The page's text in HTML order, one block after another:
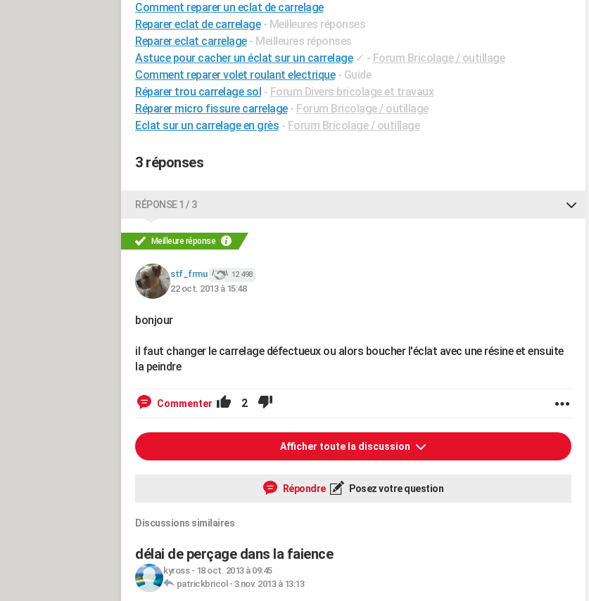
Comment reparer un eclat de carrelage
Reparer eclat de carrelage - Meilleures réponses
Reparer eclat carrelage - Meilleures réponses
Astuce pour cacher un éclat sur un carrelage ✓ - Forum Bricolage / outillage
Comment reparer volet roulant electrique - Guide
Réparer trou carrelage sol - Forum Divers bricolage et travaux
Réparer micro fissure carrelage - Forum Bricolage / outillage
Eclat sur un carrelage en grès - Forum Bricolage / outillage
3 réponses
RÉPONSE 1 / 3
Meilleure réponse
stf_frmu 12 498
22 oct. 2013 à 15:48
bonjour
il faut changer le carrelage défectueux ou alors boucher l'éclat avec une résine et ensuite
la peindre
Commenter 2
Afficher toute la discussion
Répondre Posez votre question
Discussions similaires
délai de perçage dans la faience
kyross- 18 oct. 2013 à 09:45
patrickbricol - 3 nov. 2013 à 13:13